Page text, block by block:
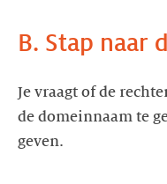
B. Stap naar
Je vraagt of de
de domeinnaam te
geven.